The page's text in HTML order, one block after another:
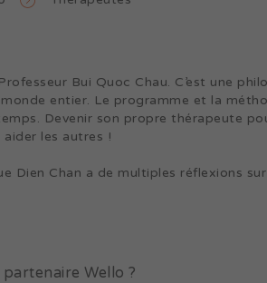
Bui Quoc Chau. C’est une
entier. Le programme et la
Devenir son propre thérapeute
les autres !
Dien Chan a de multiples réflexions
Wello ?